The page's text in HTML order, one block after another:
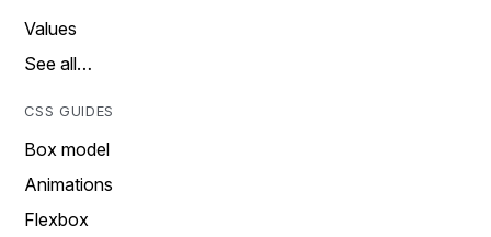
Values
See all…
CSS GUIDES
Box model
Animations
Flexbox